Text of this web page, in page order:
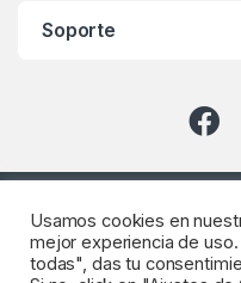
Soporte
Usamos cookies en
mejor experiencia de
todas", das tu